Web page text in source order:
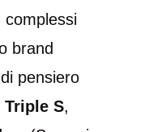
brand
pensiero
Triple S,